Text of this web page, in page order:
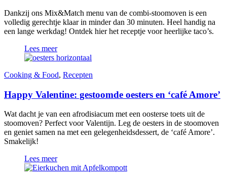
Dankzij ons Mix&Match menu van de combi-stoomoven is een
volledig gerechtje klaar in minder dan 30 minuten. Heel handig na
een lange werkdag! Ontdek hier het receptje voor heerlijke taco’s.
Lees meer
Cooking & Food, Recepten
Happy Valentine: gestoomde oesters en ‘café Amore’
Wat dacht je van een afrodisiacum met een oosterse toets uit de
stoomoven? Perfect voor Valentijn. Leg de oesters in de stoomoven
en geniet samen na met een gelegenheidsdessert, de ‘café Amore’.
Smakelijk!
Lees meer